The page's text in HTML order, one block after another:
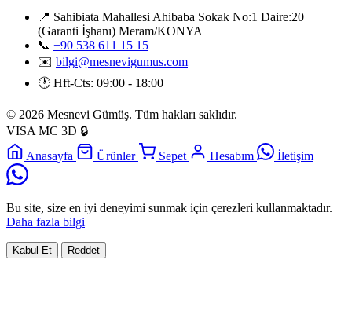
📍 Sahibiata Mahallesi Ahibaba Sokak No:1 Daire:20
(Garanti İşhanı) Meram/KONYA
📞 +90 538 611 15 15
✉️ bilgi@mesnevigumus.com
🕐 Hft-Cts: 09:00 - 18:00
© 2026 Mesnevi Gümüş. Tüm hakları saklıdır.
VISA MC 3D 🔒
Anasayfa
Ürünler Sepet Hesabım İletişim
Bu site, size en iyi deneyimi sunmak için çerezleri kullanmaktadır.
Daha fazla bilgi
Kabul Et Reddet